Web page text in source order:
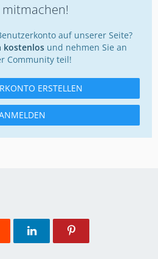
mitmachen!
auf unserer Seite?
kostenlosund nehmen Sie an
Community teil!
ERSTELLEN